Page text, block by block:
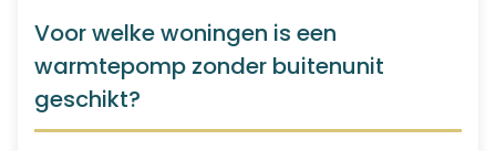
Voor welke woningen is een
warmtepomp zonder buitenunit
geschikt?